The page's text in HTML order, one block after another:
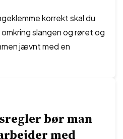
korrekt skal du
slangen og røret og
jævnt med en
bør man
med